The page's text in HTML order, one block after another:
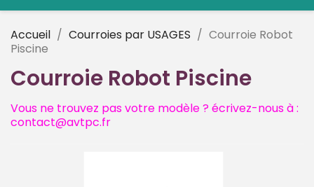
Accueil Courroies par USAGES
Courroie Robot
Piscine
Courroie Robot Piscine
Vous ne trouvez pas votre modèle ? écrivez-nous à :
contact@avtpc.fr